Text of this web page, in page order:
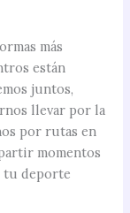
más
están
juntos,
llevar por la
por rutas en
momentos
tu deporte